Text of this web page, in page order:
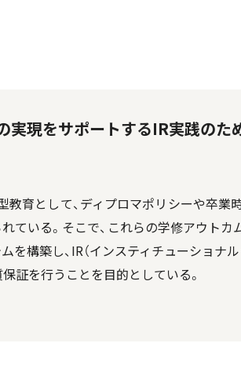
実現をサポートするIR実践のた
教育として、ディプロマポリシーや卒
ている。そこで、これらの学修アウト
を構築し、IR（インスティチューショナ
証を行うことを目的としている。